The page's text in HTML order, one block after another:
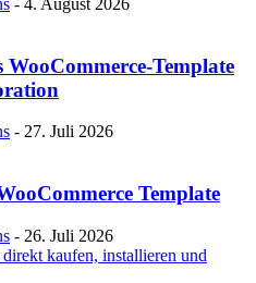
Template
- 27. Juli 2026
Template
- 26. Juli 2026